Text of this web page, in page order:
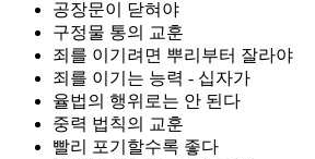
공장문이 닫혀야
구정물 통의 교훈
죄를 이기려면 뿌리부터 잘라야
죄를 이기는 능력 - 십자가
율법의 행위로는 안 된다
중력 법칙의 교훈
빨리 포기할수록 좋다